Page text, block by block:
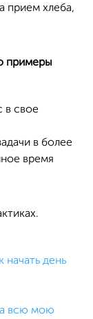
прием хлеба,
примеры
в свое
в более
время
начать день
всю мою